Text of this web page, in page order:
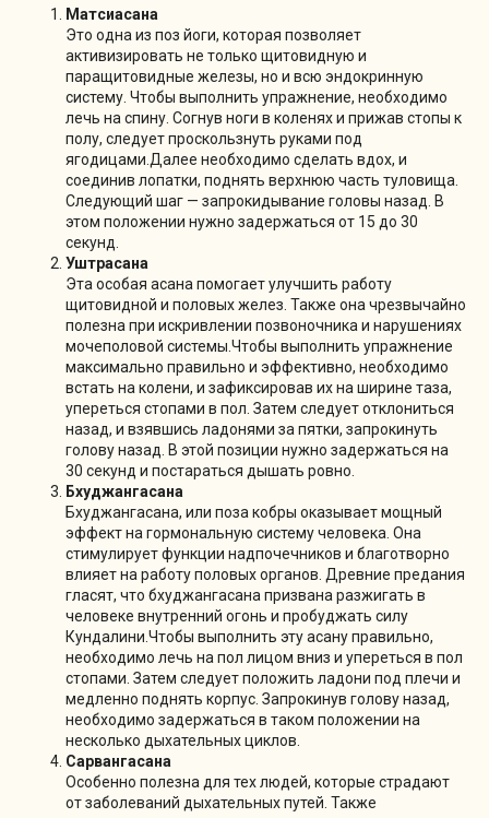
Матсиасана
Это одна из поз йоги, которая позволяет
активизировать не только щитовидную и
паращитовидные железы, но и всю эндокринную
систему. Чтобы выполнить упражнение, необходимо
лечь на спину. Согнув ноги в коленях и прижав стопы к
полу, следует проскользнуть руками под
ягодицами.Далее необходимо сделать вдох, и
соединив лопатки, поднять верхнюю часть туловища.
Следующий шаг — запрокидывание головы назад. В
этом положении нужно задержаться от 15 до 30
секунд.
Уштрасана
Эта особая асана помогает улучшить работу
щитовидной и половых желез. Также она чрезвычайно
полезна при искривлении позвоночника и нарушениях
мочеполовой системы.Чтобы выполнить упражнение
максимально правильно и эффективно, необходимо
встать на колени, и зафиксировав их на ширине таза,
упереться стопами в пол. Затем следует отклониться
назад, и взявшись ладонями за пятки, запрокинуть
голову назад. В этой позиции нужно задержаться на
30 секунд и постараться дышать ровно.
Бхуджангасана
Бхуджангасана, или поза кобры оказывает мощный
эффект на гормональную систему человека. Она
стимулирует функции надпочечников и благотворно
влияет на работу половых органов. Древние предания
гласят, что бхуджангасана призвана разжигать в
человеке внутренний огонь и пробуджать силу
Кундалини.Чтобы выполнить эту асану правильно,
необходимо лечь на пол лицом вниз и упереться в пол
стопами. Затем следует положить ладони под плечи и
медленно поднять корпус. Запрокинув голову назад,
необходимо задержаться в таком положении на
несколько дыхательных циклов.
Сарвангасана
Особенно полезна для тех людей, которые страдают
от заболеваний дыхательных путей. Также